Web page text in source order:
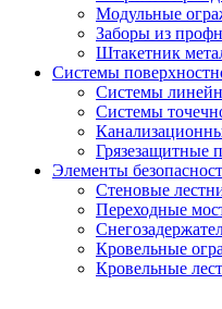
Модульные
Заборы из
Штакетник
Системы
Системы
Системы
Грязезащитные
Элементы
Стеновые
Переходные
Кровельные
Кровельные